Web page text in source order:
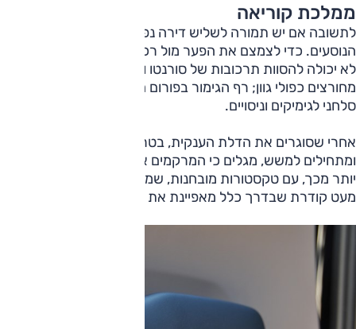
ממלכת קוריאה
לתשובה אם יש תמורה לשליש דירה נפנה לברומטר: חלל
הנוסעים. כדי לצמצם את הפער מול רכבי יוקרה למודי נסיון, קיה
לא יכולה להסוות תרכובות של סורנטו וקרינבל בריפודים
מחורצים כפולי גוון; רף הגימור בפורום הגרמני, גם היפני, לא
סלחני לגימיקים וניסויים.
אחרי שסוגרים את הדלת הענקית, בטריקה קצת חלולה יש לציין
ומתחילים למשש, מגלים כי המרקמים אמנם באיכות טובה, אפילו
יותר מכך, עם טקסטורות מובחנות, שמכניסות הרבה אופי לתמה
מעט קודרת שבדרך כלל מאפיינת את הקונצרן הקוריאני.